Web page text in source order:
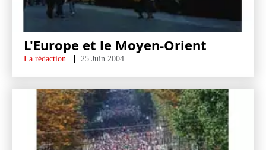
L'Europe et le Moyen-Orient
La rédaction 25 Juin 2004